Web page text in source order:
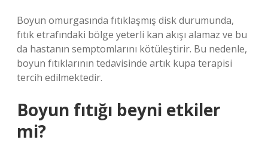
Boyun omurgasında fıtıklaşmış disk durumunda,
fıtık etrafındaki bölge yeterli kan akışı alamaz ve bu
da hastanın semptomlarını kötüleştirir. Bu nedenle,
boyun fıtıklarının tedavisinde artık kupa terapisi
tercih edilmektedir.
Boyun fıtığı beyni etkiler
mi?